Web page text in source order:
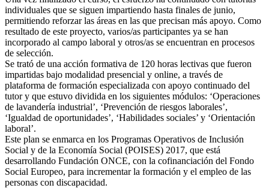
individuales que se siguen impartiendo hasta finales de junio,
permitiendo reforzar las áreas en las que precisan más apoyo. Como
resultado de este proyecto, varios/as participantes ya se han
incorporado al campo laboral y otros/as se encuentran en procesos
de selección.
Se trató de una acción formativa de 120 horas lectivas que fueron
impartidas bajo modalidad presencial y online, a través de
plataforma de formación especializada con apoyo continuado del
tutor y que estuvo dividida en los siguientes módulos: ‘Operaciones
de lavandería industrial’, ‘Prevención de riesgos laborales’,
‘Igualdad de oportunidades’, ‘Habilidades sociales’ y ‘Orientación
laboral’.
Este plan se enmarca en los Programas Operativos de Inclusión
Social y de la Economía Social (POISES) 2017, que está
desarrollando Fundación ONCE, con la cofinanciación del Fondo
Social Europeo, para incrementar la formación y el empleo de las
personas con discapacidad.